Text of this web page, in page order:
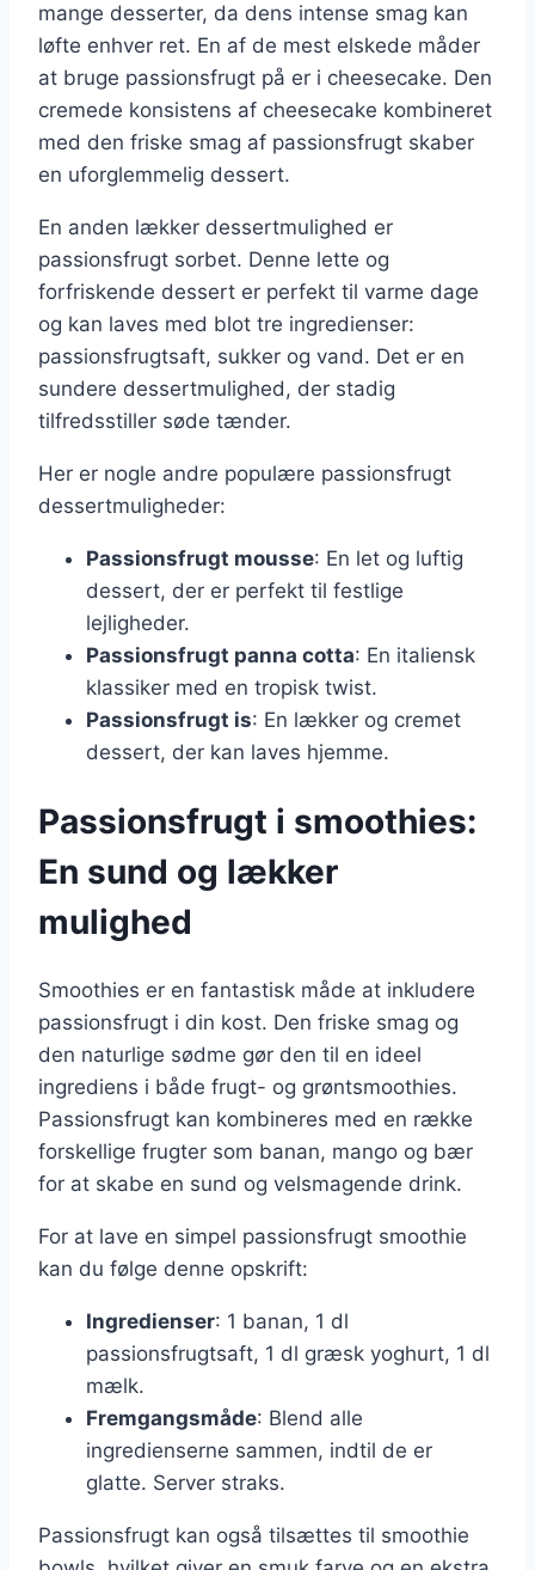
mange desserter, da dens intense smag kan
løfte enhver ret. En af de mest elskede måder
at bruge passionsfrugt på er i cheesecake. Den
cremede konsistens af cheesecake kombineret
med den friske smag af passionsfrugt skaber
en uforglemmelig dessert.
En anden lækker dessertmulighed er
passionsfrugt sorbet. Denne lette og
forfriskende dessert er perfekt til varme dage
og kan laves med blot tre ingredienser:
passionsfrugtsaft, sukker og vand. Det er en
sundere dessertmulighed, der stadig
tilfredsstiller søde tænder.
Her er nogle andre populære passionsfrugt
dessertmuligheder:
Passionsfrugt mousse: En let og luftig
dessert, der er perfekt til festlige
lejligheder.
Passionsfrugt panna cotta: En italiensk
klassiker med en tropisk twist.
Passionsfrugt is: En lækker og cremet
dessert, der kan laves hjemme.
Passionsfrugt i smoothies:
En sund og lækker
mulighed
Smoothies er en fantastisk måde at inkludere
passionsfrugt i din kost. Den friske smag og
den naturlige sødme gør den til en ideel
ingrediens i både frugt- og grøntsmoothies.
Passionsfrugt kan kombineres med en række
forskellige frugter som banan, mango og bær
for at skabe en sund og velsmagende drink.
For at lave en simpel passionsfrugt smoothie
kan du følge denne opskrift:
Ingredienser: 1 banan, 1 dl
passionsfrugtsaft, 1 dl græsk yoghurt, 1 dl
mælk.
Fremgangsmåde: Blend alle
ingredienserne sammen, indtil de er
glatte. Server straks.
Passionsfrugt kan også tilsættes til smoothie